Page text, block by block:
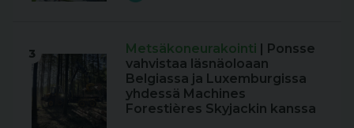
3 Metsäkoneurakointi | Ponsse
vahvistaa läsnäoloaan
Belgiassa ja Luxemburgissa
yhdessä Machines
Forestières Skyjackin kanssa